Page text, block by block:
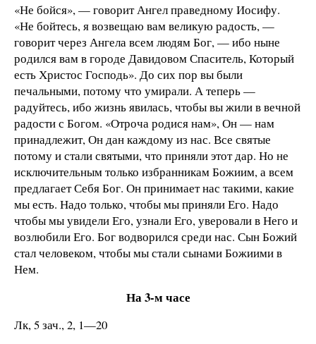
«Не бойся», — говорит Ангел праведному Иосифу.
«Не бойтесь, я возвещаю вам великую радость, —
говорит через Ангела всем людям Бог, — ибо ныне
родился вам в городе Давидовом Спаситель, Который
есть Христос Господь». До сих пор вы были
печальными, потому что умирали. А теперь —
радуйтесь, ибо жизнь явилась, чтобы вы жили в вечной
радости с Богом. «Отроча родися нам», Он — нам
принадлежит, Он дан каждому из нас. Все святые
потому и стали святыми, что приняли этот дар. Но не
исключительным только избранникам Божиим, а всем
предлагает Себя Бог. Он принимает нас такими, какие
мы есть. Надо только, чтобы мы приняли Его. Надо
чтобы мы увидели Его, узнали Его, уверовали в Него и
возлюбили Его. Бог водворился среди нас. Сын Божий
стал человеком, чтобы мы стали сынами Божиими в
Нем.
На 3-м часе
Лк, 5 зач., 2, 1—20